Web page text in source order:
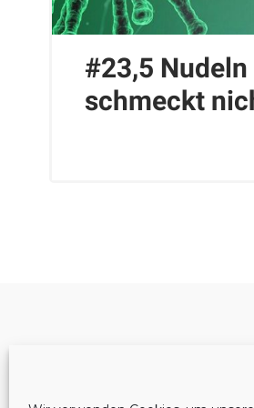
#23,5
schmeckt